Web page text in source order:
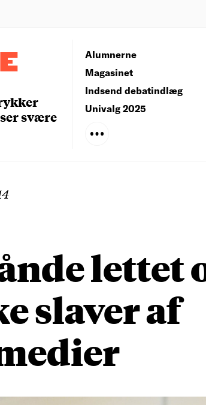
svære
Alumnerne
Magasinet
Indsend debatindlæg
Univalg 2025
lettet
slaver af